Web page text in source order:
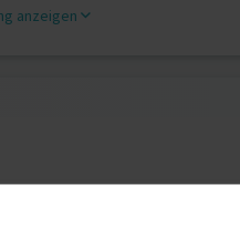
anzeigen